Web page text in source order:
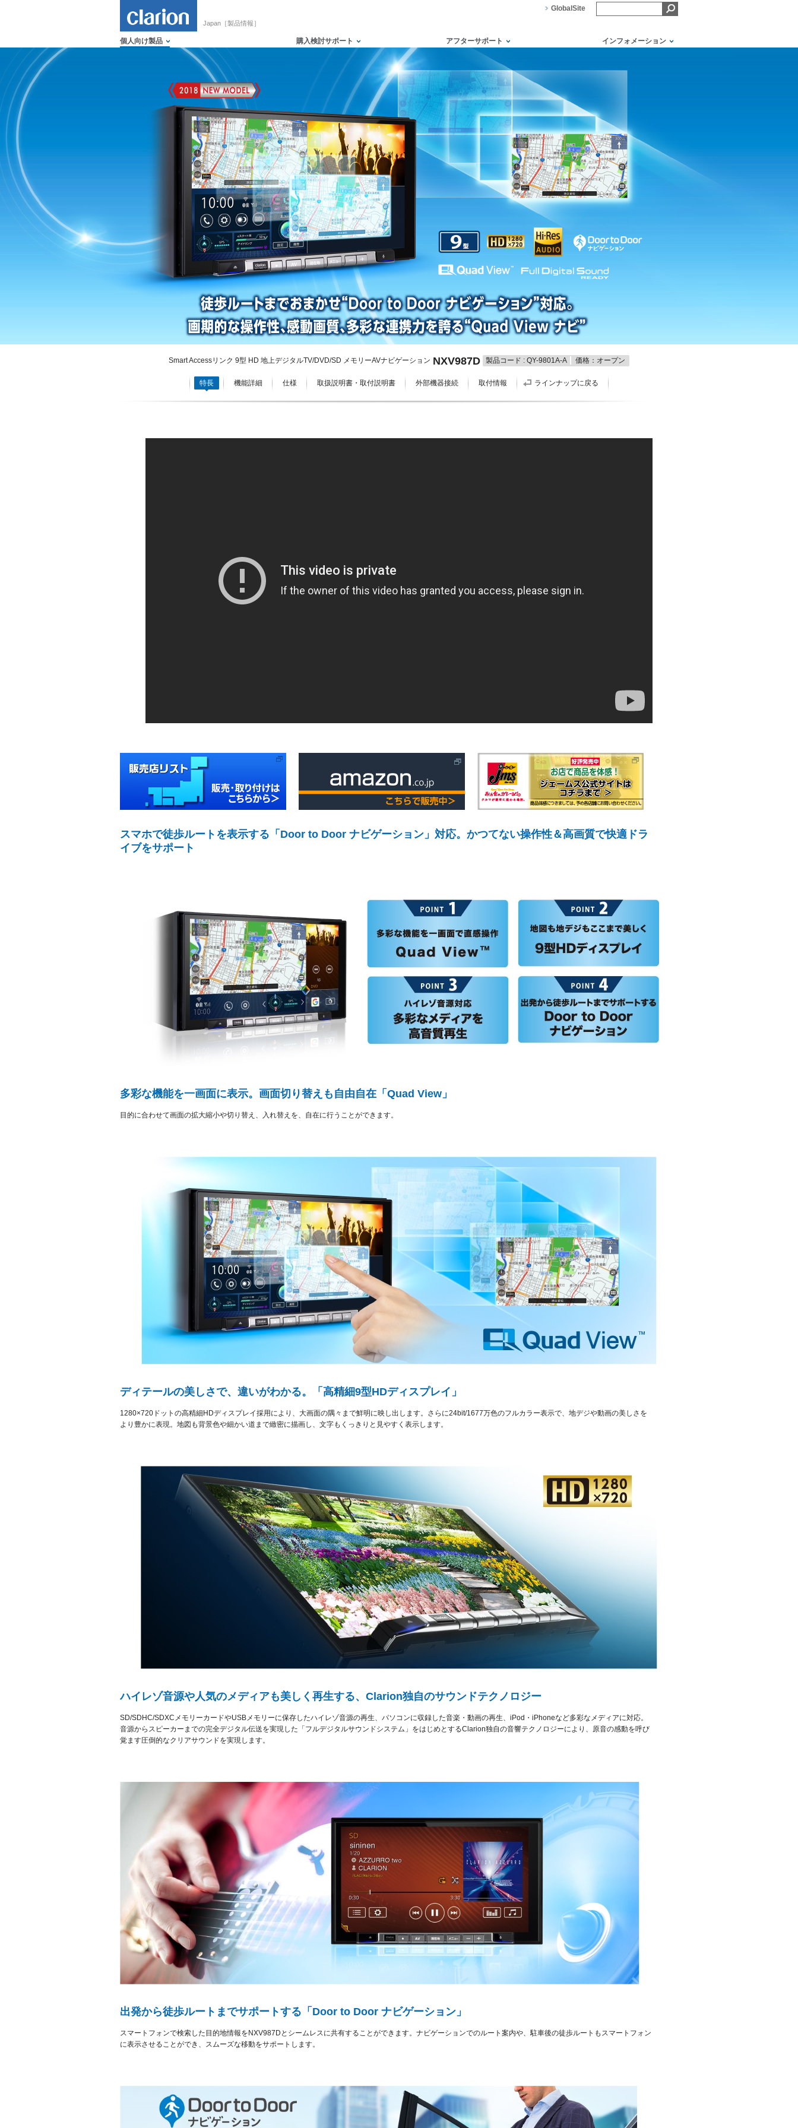
Japan［製品情報］
GlobalSite
個人向け製品 購入検討サポート アフターサポート インフォメーション
Smart Accessリンク 9型 HD 地上デジタルTV/DVD/SD メモリーAVナビゲーション NXV987D 製品コード : QY-9801A-A 価格：オープン
特長 機能詳細 仕様 取扱説明書・取付説明書 外部機器接続 取付情報 ラインナップに戻る
スマホで徒歩ルートを表示する「Door to Door ナビゲーション」対応。かつてない操作性＆高画質で快適ドラ
イブをサポート
多彩な機能を一画面に表示。画面切り替えも自由自在「Quad View」
目的に合わせて画面の拡大縮小や切り替え、入れ替えを、自在に行うことができます。
ディテールの美しさで、違いがわかる。「高精細9型HDディスプレイ」
1280×720ドットの高精細HDディスプレイ採用により、大画面の隅々まで鮮明に映し出します。さらに24bit/1677万色のフルカラー表示で、地デジや動画の美しさを
より豊かに表現。地図も背景色や細かい道まで緻密に描画し、文字もくっきりと見やすく表示します。
ハイレゾ音源や人気のメディアも美しく再生する、Clarion独自のサウンドテクノロジー
SD/SDHC/SDXCメモリーカードやUSBメモリーに保存したハイレゾ音源の再生、パソコンに収録した音楽・動画の再生、iPod・iPhoneなど多彩なメディアに対応。
音源からスピーカーまでの完全デジタル伝送を実現した「フルデジタルサウンドシステム」をはじめとするClarion独自の音響テクノロジーにより、原音の感動を呼び
覚ます圧倒的なクリアサウンドを実現します。
出発から徒歩ルートまでサポートする「Door to Door ナビゲーション」
スマートフォンで検索した目的地情報をNXV987Dとシームレスに共有することができます。ナビゲーションでのルート案内や、駐車後の徒歩ルートもスマートフォン
に表示させることができ、スムーズな移動をサポートします。